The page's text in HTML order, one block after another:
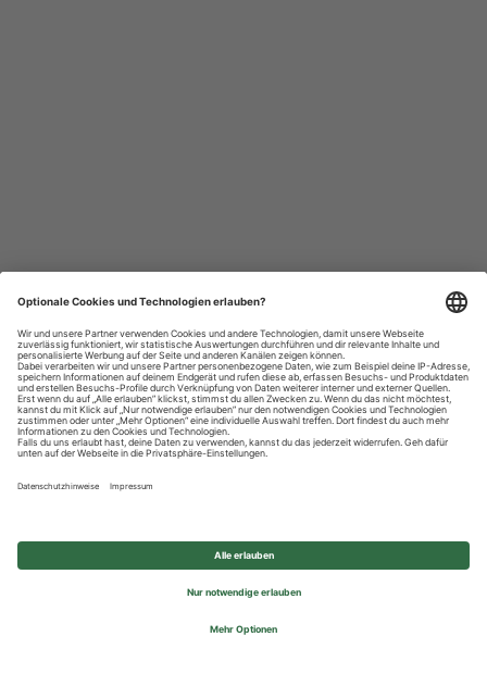
Datenschutzhinweise
Impressum
Privatsphäre-Einstellungen
© 2026 REWE Group - All rights reserved